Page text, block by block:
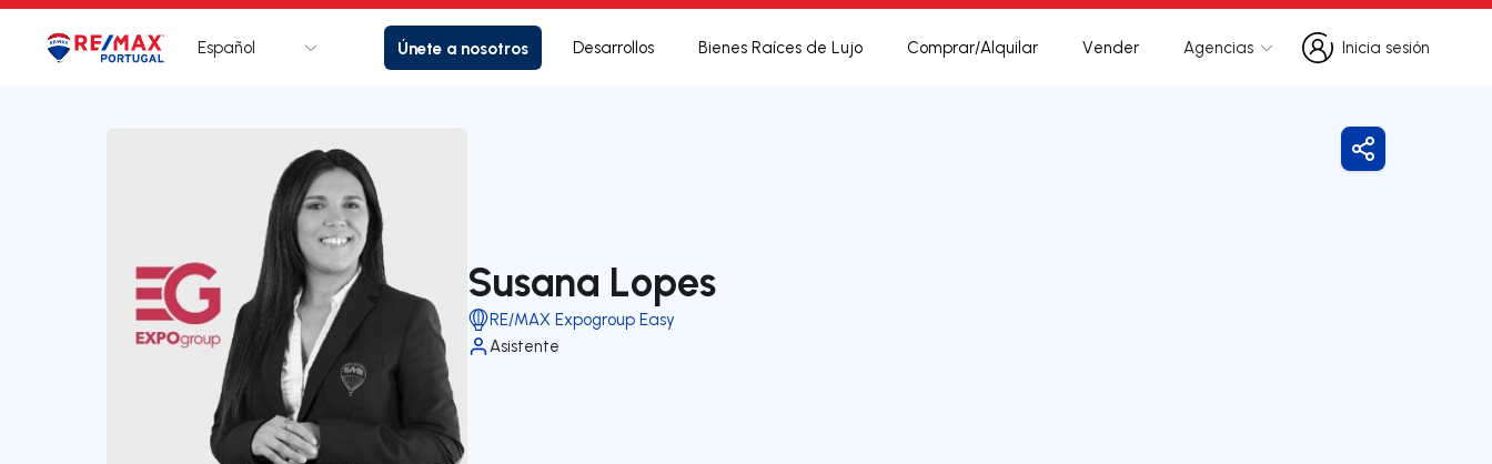
LogotipoIr a la página de inicio
Español Únete a nosotros Desarrollos Bienes Raíces de Lujo Comprar/Alquilar Vender Agencias
Inicia sesión
Inicia sesión
Susana Lopes
RE/MAX Expogroup Easy
Asistente
Compartir